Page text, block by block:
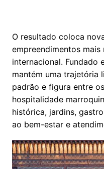
O resultado coloca
empreendimentos
internacional. Fundado
mantém uma trajetória
padrão e figura entre
hospitalidade
histórica, jardins,
ao bem-estar e